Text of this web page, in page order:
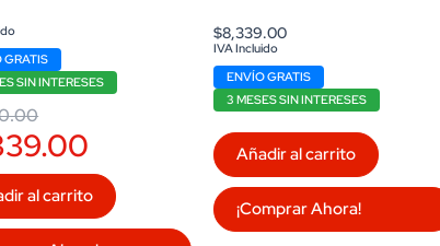
GRATIS
SIN INTERESES
al carrito
$8,339.00
IVA Incluido
ENVÍO GRATIS
3 MESES SIN INTERESES
Añadir al carrito
¡Comprar Ahora!